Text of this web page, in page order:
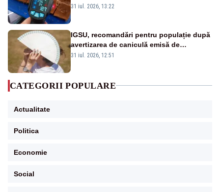
31 iul. 2026, 13:22
IGSU, recomandări pentru populație după
avertizarea de caniculă emisă de
meteorologi
31 iul. 2026, 12:51
CATEGORII POPULARE
Actualitate
Politica
Economie
Social